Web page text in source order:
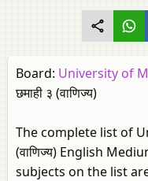
Board: University of
छमाही ३ (वाणिज्य)
The complete list of
(वाणिज्य) English
subjects on the list